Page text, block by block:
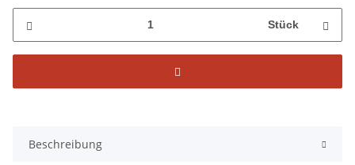
Stück
Beschreibung